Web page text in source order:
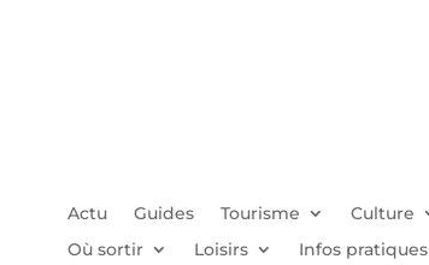
Actu Guides Tourisme
Culture
Où sortir
Loisirs Infos pratiques